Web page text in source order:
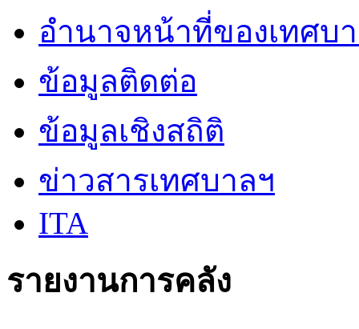
อำนาจหน้าที่ของเทศบ
ข้อมูลติดต่อ
ข้อมูลเชิงสถิติ
ข่าวสารเทศบาลฯ
ITA
รายงานการคลัง